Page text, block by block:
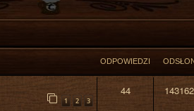
ODPOWIEDZI
1 2 3
44